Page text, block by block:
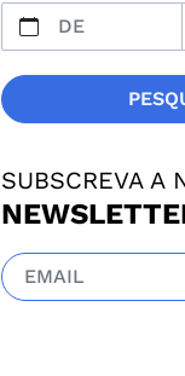
SUBSCREVA A